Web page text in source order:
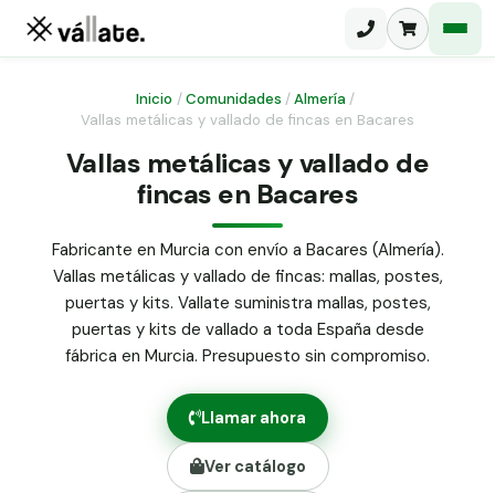
Malla ganadera
Malla simple torsión
Malla triple torsión
Panel malla H.
Puerta abatible dos hojas
Puerta acceso peatonal
Poste malla Hércules
Poste malla simple torsión
Alambre de espino galvanizado
Alambre liso galvanizado
Malla ocultación 70 g/m² verde
Abrazadera PVC malla H.
Inicio /Comunidades /Almería /
Vallas metálicas y vallado de fincas en Bacares
Vallas metálicas y vallado de
fincas en Bacares
Fabricante en Murcia con envío a Bacares (Almería).
Vallas metálicas y vallado de fincas: mallas, postes,
puertas y kits. Vallate suministra mallas, postes,
puertas y kits de vallado a toda España desde
fábrica en Murcia. Presupuesto sin compromiso.
Llamar ahora
Ver catálogo